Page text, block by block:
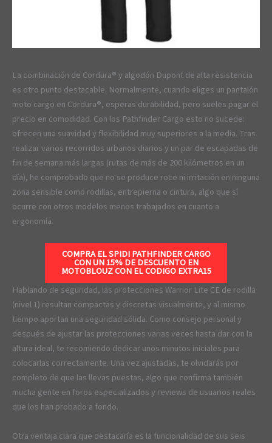
La combinación de Cordura® y algodón Dupont de alta resistencia
es otro punto destacable. Normalmente, cuando eliges un pantalón
moto cargo en Cordura®, esperas durabilidad, pero sueles pagar el
precio en comodidad. Con los Pathfinder Cargo esto no sucede:
ofrecen una suavidad y flexibilidad muy superiores a la media. Tras
realizar varios recorridos urbanos diarios y un par de escapadas de
fin de semana más largas (rutas de más de 200 kilómetros en un
día), he comprobado que no se produce roce ni irritación en ninguna
zona sensible como rodillas, entrepierna o cintura, algo que sí
ocurre con otros modelos menos trabajados en cuanto a
ergonomía.
COMPRA EL SPIDI PATHFINDER CARGO
CON UN 15% DE DESCUENTO EN
MOTOBLOUZ CON EL CODIGOEXTRA15
Hablando de seguridad, las protecciones Warrior Lite CE de rodilla
(nivel 1) resultan compactas y discretas visualmente, y al mismo
tiempo aportan una seguridad sólida. Como consejo personal y
después de ajustar las protecciones varias veces hasta dar con la
altura ideal, te recomiendo dedicar unos minutos iniciales para
colocarlas correctamente. Una vez ajustadas, te olvidarás por
completo de que las llevas puestas, algo que confirma también
mucha gente en foros especializados y reviews de usuarios reales
que los han probado a fondo.
Otra ventaja clara que destacaría es la funcionalidad de sus seis